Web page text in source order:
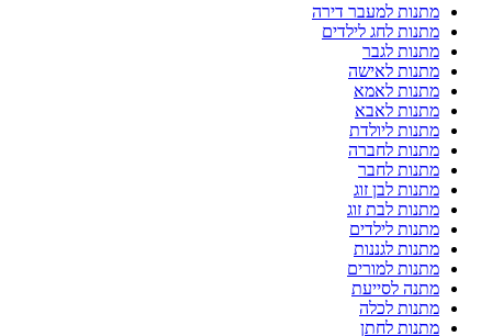
מתנות למעבר דירה
מתנות לחג לילדים
מתנות לגבר
מתנות לאישה
מתנות לאמא
מתנות לאבא
מתנות ליולדת
מתנות לחברה
מתנות לחבר
מתנות לבן זוג
מתנות לבת זוג
מתנות לילדים
מתנות לגננות
מתנות למורים
מתנה לסייעת
מתנות לכלה
מתנות לחתן